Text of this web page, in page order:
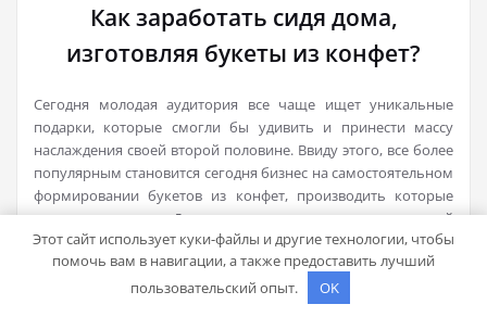
Как заработать сидя дома,
изготовляя букеты из конфет?
Сегодня молодая аудитория все чаще ищет уникальные
подарки, которые смогли бы удивить и принести массу
наслаждения своей второй половине. Ввиду этого, все более
популярным становится сегодня бизнес на самостоятельном
формировании букетов из конфет, производить которые
можно сидя дома. Данная продукция интересна широкой
аудитории перед Новогодними праздниками. Ее берут к 8
марта, покупают на дни рождения, ко Дню учителя, на
Юбилеи. Актуальны такие подарки и ко дню свадьбы и на
Этот сайт использует куки-файлы и другие технологии, чтобы
помочь вам в навигации, а также предоставить лучший
пользовательский опыт.
OK